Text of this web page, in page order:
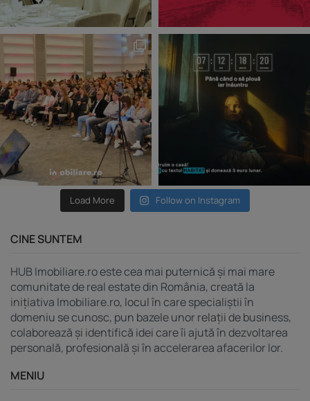
Load More Follow on Instagram
CINE SUNTEM
HUB Imobiliare.ro este cea mai puternică și mai mare
comunitate de real estate din România, creată la
inițiativa Imobiliare.ro, locul în care specialiștii în
domeniu se cunosc, pun bazele unor relații de business,
colaborează și identifică idei care îi ajută în dezvoltarea
personală, profesională și în accelerarea afacerilor lor.
MENIU